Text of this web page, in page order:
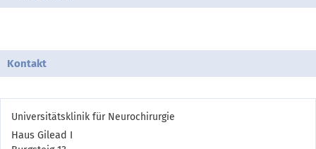
Kontakt
Universitätsklinik für Neurochirurgie
Haus Gilead I